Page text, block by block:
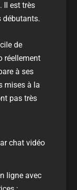
Il est très
débutants.
de
réellement
à ses
mises à la
pas très
chat vidéo
ligne avec